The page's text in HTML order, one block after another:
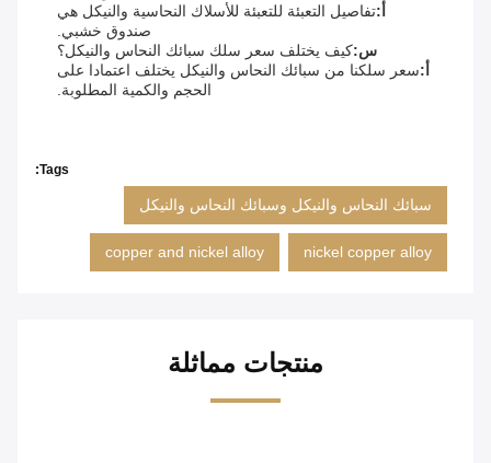
أ:تفاصيل التعبئة للتعبئة للأسلاك النحاسية والنيكل هي
صندوق خشبي.
س:كيف يختلف سعر سلك سبائك النحاس والنيكل؟
أ:سعر سلكنا من سبائك النحاس والنيكل يختلف اعتمادا على
الحجم والكمية المطلوبة.
Tags:
سبائك النحاس والنيكل وسبائك النحاس والنيكل
nickel copper alloy
copper and nickel alloy
منتجات مماثلة